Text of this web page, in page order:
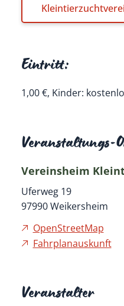
Eintritt:
1,00 €, Kinder:
Veranstaltungs-
Vereinsheim
Uferweg 19
97990 Weikersheim
OpenStreetMap
Fahrplanauskunft
Veranstalter